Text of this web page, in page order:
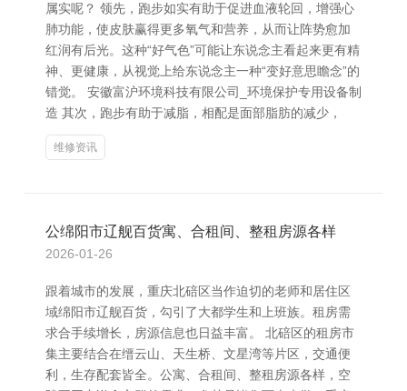
属实呢？ 领先，跑步如实有助于促进血液轮回，增强心
肺功能，使皮肤赢得更多氧气和营养，从而让阵势愈加
红润有后光。这种“好气色”可能让东说念主看起来更有精
神、更健康，从视觉上给东说念主一种“变好意思瞻念”的
错觉。 安徽富沪环境科技有限公司_环境保护专用设备制
造 其次，跑步有助于减脂，相配是面部脂肪的减少，
维修资讯
公绵阳市辽舰百货寓、合租间、整租房源各样
2026-01-26
跟着城市的发展，重庆北碚区当作迫切的老师和居住区
域绵阳市辽舰百货，勾引了大都学生和上班族。租房需
求合手续增长，房源信息也日益丰富。 北碚区的租房市
集主要结合在缙云山、天生桥、文星湾等片区，交通便
利，生存配套皆全。公寓、合租间、整租房源各样，空